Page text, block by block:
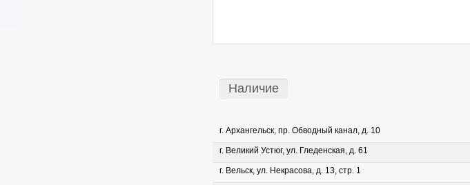
Наличие
г. Архангельск, пр. Обводный канал, д. 10
г. Великий Устюг, ул. Гледенская, д. 61
г. Вельск, ул. Некрасова, д. 13, стр. 1